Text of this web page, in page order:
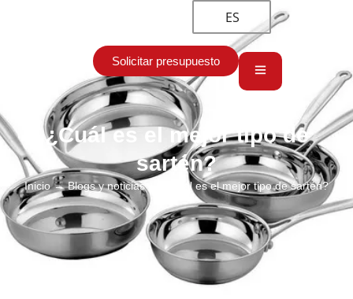
ES
Solicitar presupuesto
¿Cuál es el mejor tipo de
sartén?
Inicio→Blogs y noticias→ ¿Cuál es el mejor tipo de sartén?